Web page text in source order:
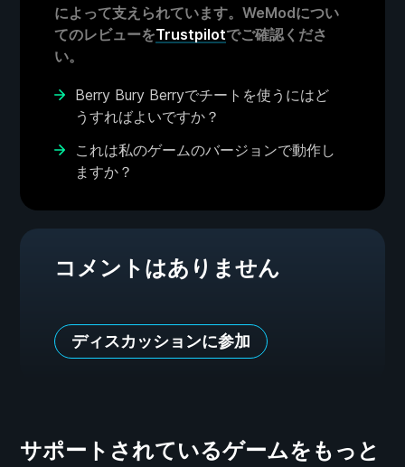
によって支えられています。WeModについ
てのレビューをTrustpilotでご確認くださ
い。
Berry Bury Berryでチートを使うにはど
うすればよいですか？
これは私のゲームのバージョンで動作し
ますか？
コメントはありません
ディスカッションに参加
サポートされているゲームをもっと